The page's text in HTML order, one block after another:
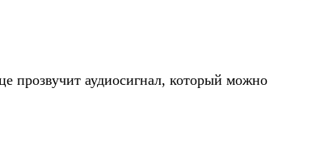
прозвучит аудиосигнал, который можно